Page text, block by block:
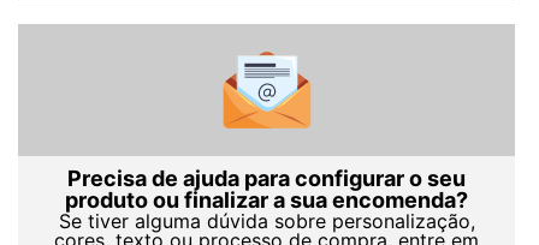
Precisa de ajuda para configurar o seu
produto ou finalizar a sua encomenda?
Se tiver alguma dúvida sobre personalização,
cores, texto ou processo de compra, entre em